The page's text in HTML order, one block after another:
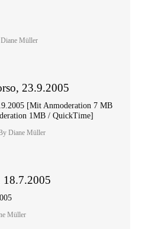
Diane Müller
23.9.2005
[Mit Anmoderation 7 MB
1MB / QuickTime]
Diane Müller
18.7.2005
Müller